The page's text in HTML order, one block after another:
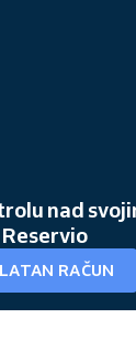
nad
RAČUN